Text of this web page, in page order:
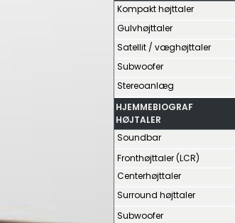
Kompakt højttaler
Gulvhøjttaler
Satellit / væghøjttaler
Subwoofer
Stereoanlæg
HJEMMEBIOGRAF
HØJTALER
Soundbar
Fronthøjttaler (LCR)
Centerhøjttaler
Surround højttaler
Subwoofer